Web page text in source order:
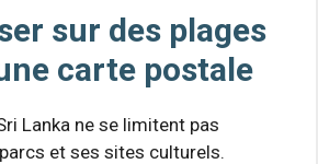
sur des plages
carte postale
Lanka ne se limitent pas
et ses sites culturels.